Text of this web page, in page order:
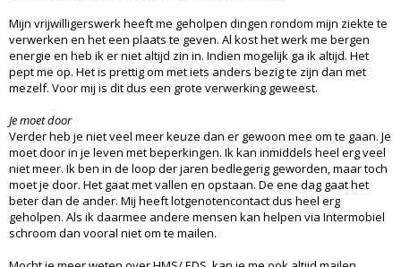
Mijn vrijwilligerswerk heeft me geholpen dingen rondom mijn ziekte te
verwerken en het een plaats te geven. Al kost het werk me bergen
energie en heb ik er niet altijd zin in. Indien mogelijk ga ik altijd. Het
pept me op. Het is prettig om met iets anders bezig te zijn dan met
mezelf. Voor mij is dit dus een grote verwerking geweest.
Je moet door
Verder heb je niet veel meer keuze dan er gewoon mee om te gaan. Je
moet door in je leven met beperkingen. Ik kan inmiddels heel erg veel
niet meer. Ik ben in de loop der jaren bedlegerig geworden, maar toch
moet je door. Het gaat met vallen en opstaan. De ene dag gaat het
beter dan de ander. Mij heeft lotgenotencontact dus heel erg
geholpen. Als ik daarmee andere mensen kan helpen via Intermobiel
schroom dan vooral niet om te mailen.